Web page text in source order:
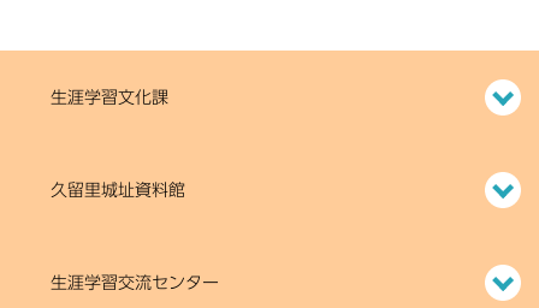
生涯学習文化課
久留里城址資料館
生涯学習交流センター